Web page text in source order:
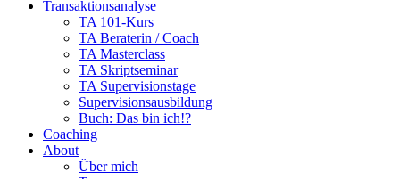
Transaktionsanalyse
TA 101-Kurs
TA Beraterin / Coach
TA Masterclass
TA Skriptseminar
TA Supervisionstage
Supervisionsausbildung
Buch: Das bin ich!?
Coaching
About
Über mich